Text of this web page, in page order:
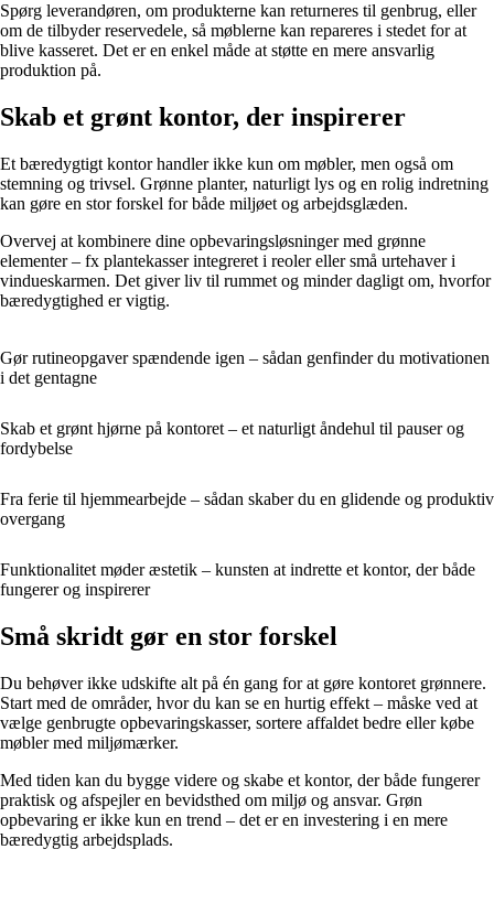
Spørg leverandøren, om produkterne kan returneres til genbrug, eller
om de tilbyder reservedele, så møblerne kan repareres i stedet for at
blive kasseret. Det er en enkel måde at støtte en mere ansvarlig
produktion på.
Skab et grønt kontor, der inspirerer
Et bæredygtigt kontor handler ikke kun om møbler, men også om
stemning og trivsel. Grønne planter, naturligt lys og en rolig indretning
kan gøre en stor forskel for både miljøet og arbejdsglæden.
Overvej at kombinere dine opbevaringsløsninger med grønne
elementer – fx plantekasser integreret i reoler eller små urtehaver i
vindueskarmen. Det giver liv til rummet og minder dagligt om, hvorfor
bæredygtighed er vigtig.
Gør rutineopgaver spændende igen – sådan genfinder du motivationen
i det gentagne
Skab et grønt hjørne på kontoret – et naturligt åndehul til pauser og
fordybelse
Fra ferie til hjemmearbejde – sådan skaber du en glidende og produktiv
overgang
Funktionalitet møder æstetik – kunsten at indrette et kontor, der både
fungerer og inspirerer
Små skridt gør en stor forskel
Du behøver ikke udskifte alt på én gang for at gøre kontoret grønnere.
Start med de områder, hvor du kan se en hurtig effekt – måske ved at
vælge genbrugte opbevaringskasser, sortere affaldet bedre eller købe
møbler med miljømærker.
Med tiden kan du bygge videre og skabe et kontor, der både fungerer
praktisk og afspejler en bevidsthed om miljø og ansvar. Grøn
opbevaring er ikke kun en trend – det er en investering i en mere
bæredygtig arbejdsplads.